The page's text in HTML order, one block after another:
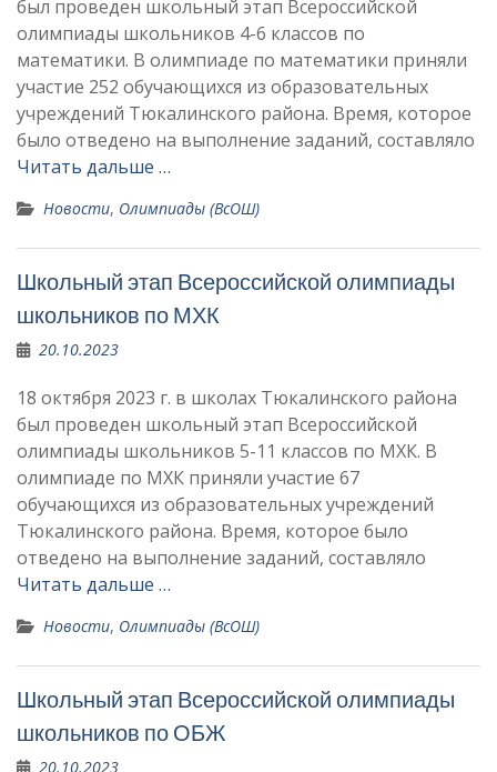
был проведен школьный этап Всероссийской
олимпиады школьников 4-6 классов по
математики. В олимпиаде по математики приняли
участие 252 обучающихся из образовательных
учреждений Тюкалинского района. Время, которое
было отведено на выполнение заданий, составляло
Читать дальше …
Новости, Олимпиады (ВсОШ)
Школьный этап Всероссийской олимпиады
школьников по МХК
20.10.2023
18 октября 2023 г. в школах Тюкалинского района
был проведен школьный этап Всероссийской
олимпиады школьников 5-11 классов по МХК. В
олимпиаде по МХК приняли участие 67
обучающихся из образовательных учреждений
Тюкалинского района. Время, которое было
отведено на выполнение заданий, составляло
Читать дальше …
Новости, Олимпиады (ВсОШ)
Школьный этап Всероссийской олимпиады
школьников по ОБЖ
20.10.2023